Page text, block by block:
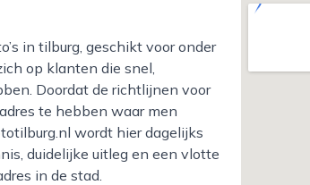
op klanten die snel,
Doordat de richtlijnen voor
te hebben waar men
wordt hier dagelijks
duidelijke uitleg en een vlotte
in de stad.